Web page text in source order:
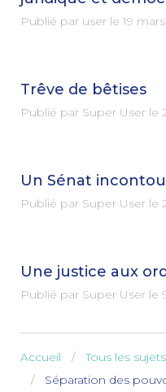
Publié par user le 19
Trêve de bêtises
Publié par Super User le
Un Sénat
Publié par Super User le
Une justice aux
Publié par Super User le
Accueil
Tous les sujets
Séparation des